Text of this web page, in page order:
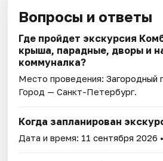
Вопросы и ответы
Где пройдет экскурсия
крыша, парадные, дворы и
коммуналка?
Место проведения:Загородный
Город — Санкт-Петербург.
Когда запланирован
Дата и время: 11 сентября 2026